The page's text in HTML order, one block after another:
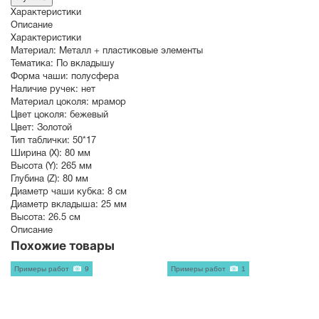
Характеристики
Описание
Характеристики
Материал: Металл + пластиковые элементы
Тематика:
По вкладышу
Форма чаши: полусфера
Наличие ручек: нет
Материал цоколя: мрамор
Цвет цоколя: бежевый
Цвет: Золотой
Тип таблички: 50*17
Ширина (X): 80 мм
Высота (Y): 265 мм
Глубина (Z): 80 мм
Диаметр чаши кубка: 8 см
Диаметр вкладыша: 25 мм
Высота: 26.5 см
Описание
Похожие товары
Примеры работ 9 Примеры работ 1